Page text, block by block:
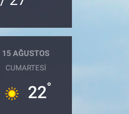
15 AĞUSTOS
CUMARTESI
22°